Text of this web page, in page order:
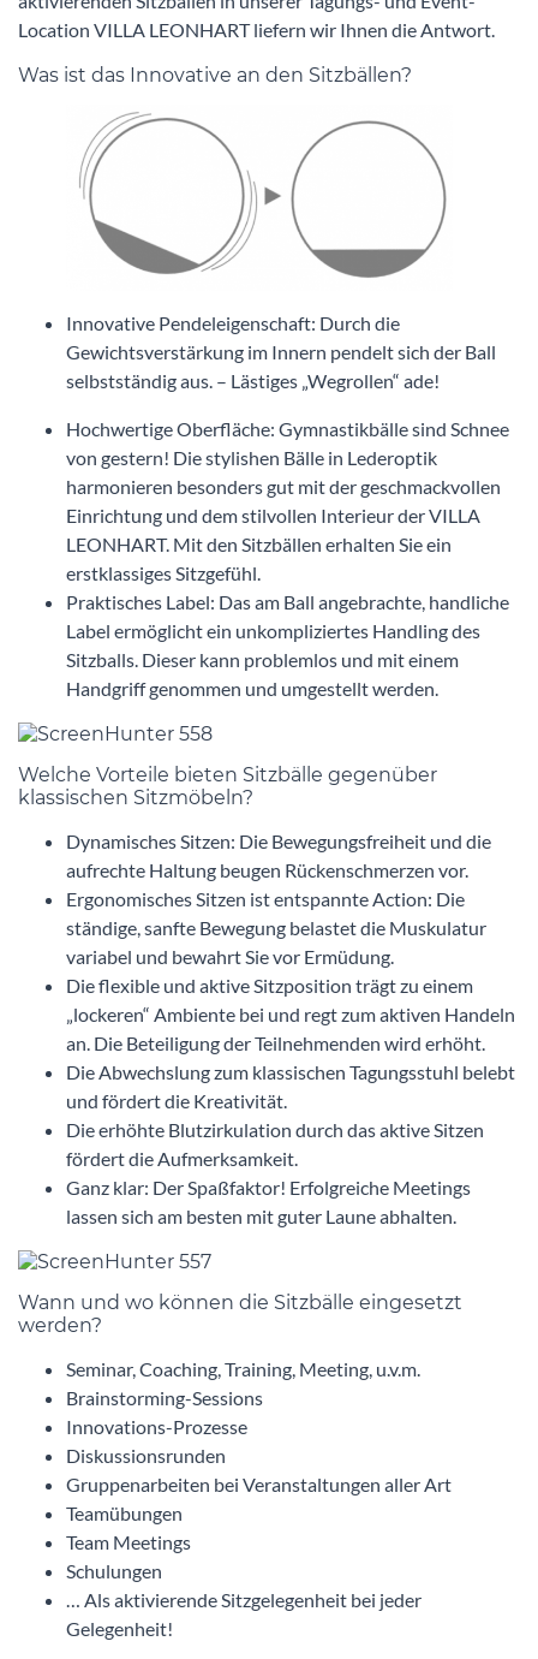
Location VILLA LEONHART liefern wir Ihnen die Antwort.
Was ist das Innovative an den Sitzbällen?
Innovative Pendeleigenschaft: Durch die
Gewichtsverstärkung im Innern pendelt sich der Ball
selbstständig aus. – Lästiges „Wegrollen“ ade!
Hochwertige Oberfläche: Gymnastikbälle sind Schnee
von gestern! Die stylishen Bälle in Lederoptik
harmonieren besonders gut mit der geschmackvollen
Einrichtung und dem stilvollen Interieur der VILLA
LEONHART. Mit den Sitzbällen erhalten Sie ein
erstklassiges Sitzgefühl.
Praktisches Label: Das am Ball angebrachte, handliche
Label ermöglicht ein unkompliziertes Handling des
Sitzballs. Dieser kann problemlos und mit einem
Handgriff genommen und umgestellt werden.
Welche Vorteile bieten Sitzbälle gegenüber
klassischen Sitzmöbeln?
Dynamisches Sitzen: Die Bewegungsfreiheit und die
aufrechte Haltung beugen Rückenschmerzen vor.
Ergonomisches Sitzen ist entspannte Action: Die
ständige, sanfte Bewegung belastet die Muskulatur
variabel und bewahrt Sie vor Ermüdung.
Die flexible und aktive Sitzposition trägt zu einem
„lockeren“ Ambiente bei und regt zum aktiven Handeln
an. Die Beteiligung der Teilnehmenden wird erhöht.
Die Abwechslung zum klassischen Tagungsstuhl belebt
und fördert die Kreativität.
Die erhöhte Blutzirkulation durch das aktive Sitzen
fördert die Aufmerksamkeit.
Ganz klar: Der Spaßfaktor! Erfolgreiche Meetings
lassen sich am besten mit guter Laune abhalten.
Wann und wo können die Sitzbälle eingesetzt
werden?
Seminar, Coaching, Training, Meeting, u.v.m.
Brainstorming-Sessions
Innovations-Prozesse
Diskussionsrunden
Gruppenarbeiten bei Veranstaltungen aller Art
Teamübungen
Team Meetings
Schulungen
… Als aktivierende Sitzgelegenheit bei jeder
Gelegenheit!